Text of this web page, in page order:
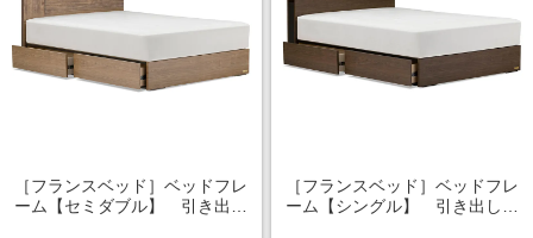
［フランスベッド］ベッドフレ
ーム【セミダブル】 引き出し
［フランスベッド］ベッドフレ
ーム【シングル】 引き出しタ